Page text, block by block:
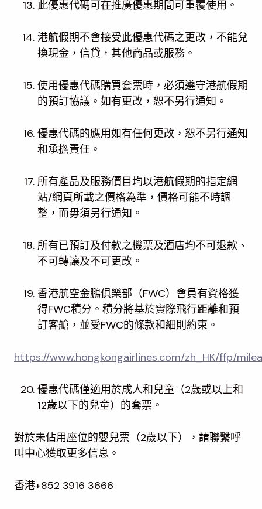
此優惠代碼可在推廣優惠期間可重覆使用。
港航假期不會接受此優惠代碼之更改，不能兌
換現金，信貸，其他商品或服務。
使用優惠代碼購買套票時，必須遵守港航假期
的預訂協議。如有更改，恕不另行通知。
優惠代碼的應用如有任何更改，恕不另行通知
和承擔責任。
所有產品及服務價目均以港航假期的指定網
站/網頁所載之價格為準，價格可能不時調
整，而毋須另行通知。
所有已預訂及付款之機票及酒店均不可退款、
不可轉讓及不可更改。
香港航空金鵬俱樂部（FWC）會員有資格獲
得FWC積分。積分將基於實際飛行距離和預
訂客艙，並受FWC的條款和細則約束。
https://www.hongkongairlines.com/zh_HK/ffp/
優惠代碼僅適用於成人和兒童（2歲或以上和
12歲以下的兒童）的套票。
對於未佔用座位的嬰兒票（2歲以下），請聯繫呼
叫中心獲取更多信息。
香港+852 3916 3666